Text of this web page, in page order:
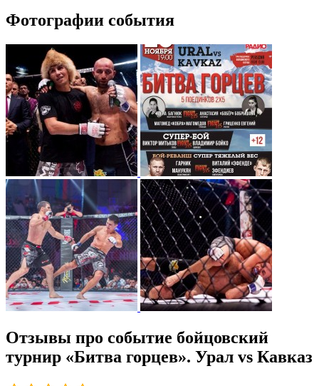
Фотографии события
Отзывы про событие бойцовский
турнир «Битва горцев». Урал vs Кавказ